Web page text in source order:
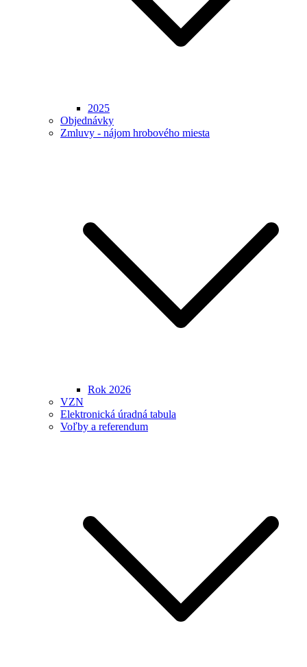
2025
Objednávky
Zmluvy - nájom hrobového miesta
Rok 2026
VZN
Elektronická úradná tabula
Voľby a referendum